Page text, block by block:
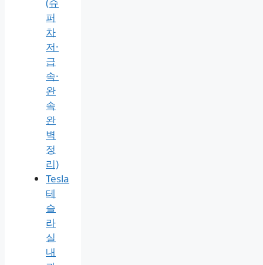
퍼
차
저·
급
속·
완
속
완
벽
정
리)
Tesla
테
슬
라
실
내